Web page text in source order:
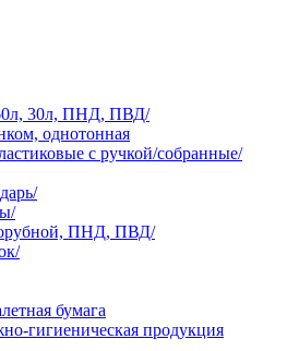
30л, ПНД, ПВД/
однотонная
с ручкой/собранные/
ПНД, ПВД/
бумага
гигиеническая продукция